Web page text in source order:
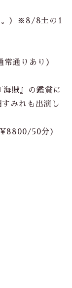
。）※8/8土の1
通りあり）
賊』の鑑賞に
みれも出演し
50分）